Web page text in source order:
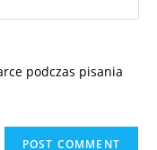
podczas pisania